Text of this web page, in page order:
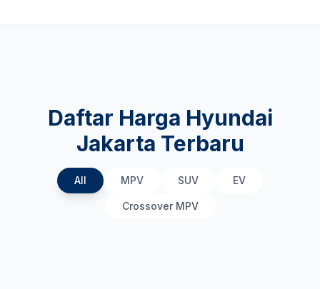
Daftar Harga Hyundai
Jakarta Terbaru
All MPV SUV EV
Crossover MPV